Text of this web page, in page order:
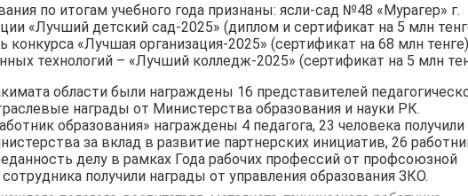
по итогам учебного года признаны: ясли-сад №48 «Мурагер» г.
«Лучший детский сад-2025» (диплом и сертификат на 5 млн
«Лучшая организация-2025» (сертификат на 68 млн
технологий – «Лучший колледж-2025» (сертификат на 5 млн
области были награждены 16 представителей
награды от Министерства образования и науки РК.
образования» награждены 4 педагога, 23 человека получили
за вклад в развитие партнерских инициатив, 26
делу в рамках Года рабочих профессий от профсоюзной
получили награды от управления образования ЗКО.